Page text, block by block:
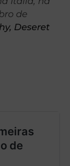
de
Deseret